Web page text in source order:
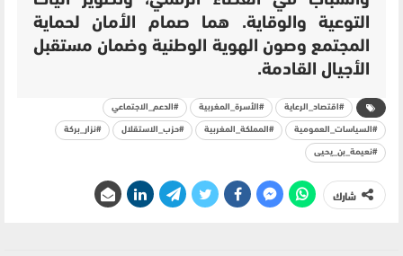
التوعية والوقاية. هما صمام الأمان لحماية
المجتمع وصون الهوية الوطنية وضمان مستقبل
الأجيال القادمة.
#اقتصاد_الرعاية #الأسرة_المغربية #الدعم_الاجتماعي
#السياسات_العمومية #المملكة_المغربية #حزب_الاستقلال #نزار_بركة
#نعيمة_بن_يحيى
شارك